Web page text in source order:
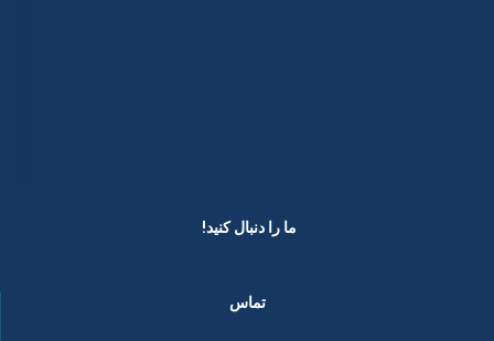
ما را دنبال کنید! ​
تماس